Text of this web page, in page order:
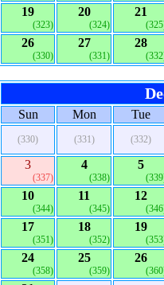
19
(323)
20
(324)
21
26
(330)
27
(331)
28
Sun Mon Tue
(330) (331) (332)
3
(337)
4
(338)
5
10
(344)
11
(345)
12
17
(351)
18
(352)
19
24
(358)
25
(359)
26